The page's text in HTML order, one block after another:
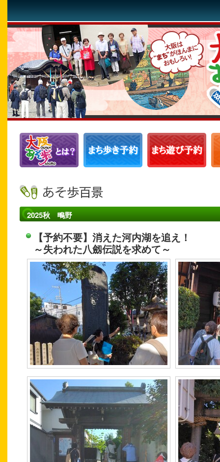
2025秋 鴫野
【予約不要】消えた河内湖を追え！
～失われた八劔伝説を求めて～